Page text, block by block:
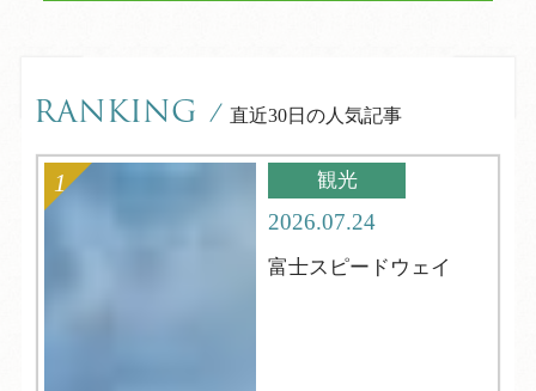
RANKING / 直近30日の人気記事
観光
2026.07.24
富士スピードウェイ